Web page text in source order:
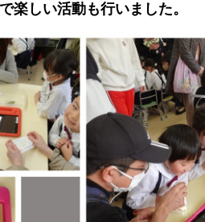
楽しい活動も行いました。